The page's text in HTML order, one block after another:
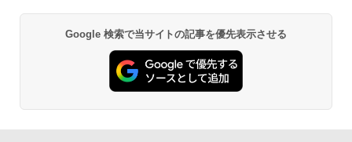
Google 検索で当サイトの記事を優先表示させる